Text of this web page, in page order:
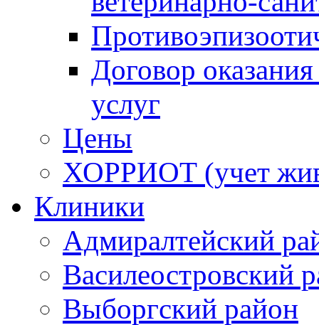
Договор
услуг
Цены
ХОРРИОТ (учет
Клиники
Адмиралтейский
Василеостровский
Выборгский район